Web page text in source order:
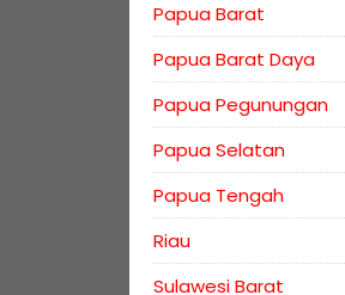
Papua Barat
Papua Barat Daya
Papua Pegunungan
Papua Selatan
Papua Tengah
Riau
Sulawesi Barat